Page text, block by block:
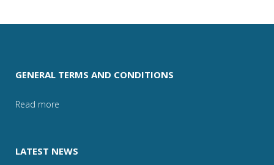
GENERAL TERMS AND CONDITIONS
Read more
LATEST NEWS